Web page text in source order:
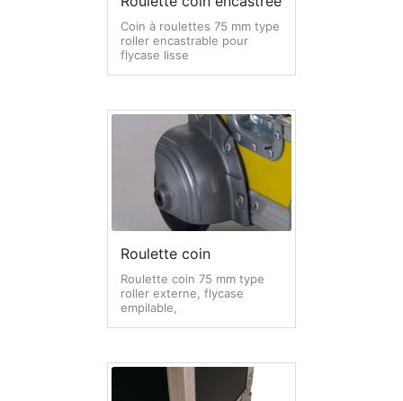
Coin à roulettes 75 mm type
roller encastrable pour
flycase lisse
Roulette coin
Roulette coin 75 mm type
roller externe, flycase
empilable,